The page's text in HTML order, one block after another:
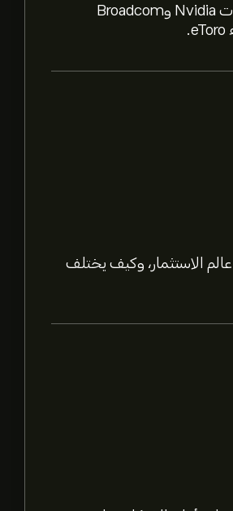
استعد لعام 2026 مع أسهم الذكاء الاصطناعي. تعمّق في إمكانيات شركات Nvidia وBroadcom
الاستثمار، وكيف يختلف